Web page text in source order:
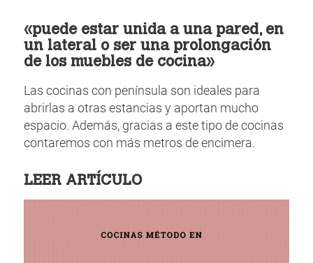
«puede estar unida a una pared, en
un lateral o ser una prolongación
de los muebles de cocina»
Las cocinas con península son ideales para
abrirlas a otras estancias y aportan mucho
espacio. Además, gracias a este tipo de cocinas
contaremos con más metros de encimera.
LEER ARTÍCULO